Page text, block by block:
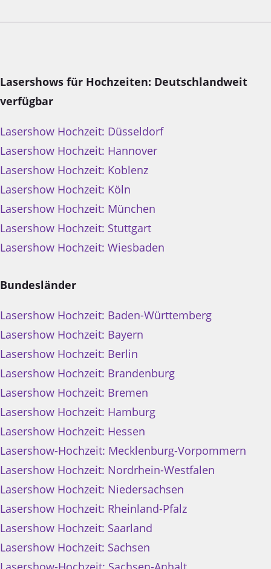
Lasershows für Hochzeiten: Deutschlandweit
verfügbar
Lasershow Hochzeit: Düsseldorf
Lasershow Hochzeit: Hannover
Lasershow Hochzeit: Koblenz
Lasershow Hochzeit: Köln
Lasershow Hochzeit: München
Lasershow Hochzeit: Stuttgart
Lasershow Hochzeit: Wiesbaden
Bundesländer
Lasershow Hochzeit: Baden-Württemberg
Lasershow Hochzeit: Bayern
Lasershow Hochzeit: Berlin
Lasershow Hochzeit: Brandenburg
Lasershow Hochzeit: Bremen
Lasershow Hochzeit: Hamburg
Lasershow Hochzeit: Hessen
Lasershow-Hochzeit: Mecklenburg-Vorpommern
Lasershow Hochzeit: Nordrhein-Westfalen
Lasershow Hochzeit: Niedersachsen
Lasershow Hochzeit: Rheinland-Pfalz
Lasershow Hochzeit: Saarland
Lasershow Hochzeit: Sachsen